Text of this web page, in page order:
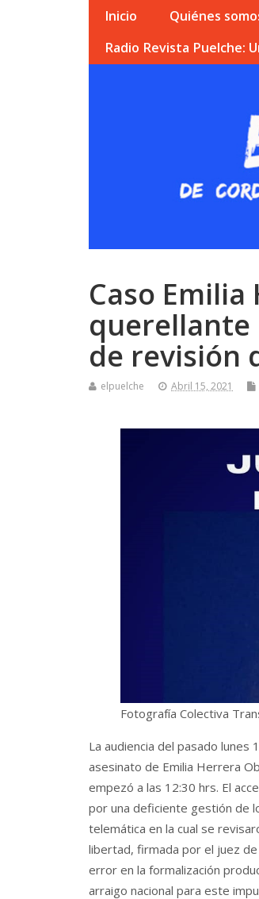
Inicio Quiénes
Radio Revista Puelche:
Caso
querellante
de revisión
elpuelche Abril 15, 2021
Fotografía Colectiva
La audiencia del pasado
asesinato de Emilia Herrera
empezó a las 12:30 hrs. El
por una deficiente gestión de
telemática en la cual se
libertad, firmada por el juez
error en la formalización
arraigo nacional para este